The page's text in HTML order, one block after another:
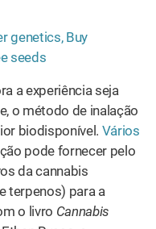
hematoencefálica,
CBN causam um
sensações de
que a inalação, seja
uma experiência tão